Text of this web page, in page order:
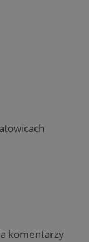
komentarzy